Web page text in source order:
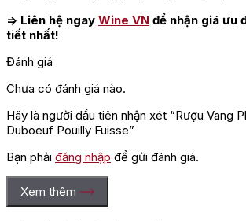
=> Liên hệ ngay Wine VN để nhận giá ưu
tiết nhất!
Đánh giá
Chưa có đánh giá nào.
Hãy là người đầu tiên nhận xét “Rượu Vang
Duboeuf Pouilly Fuisse”
Bạn phải đăng nhập để gửi đánh giá.
Xem thêm